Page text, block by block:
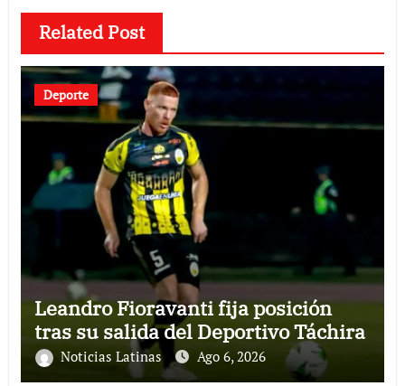
Related Post
Deporte
Leandro Fioravanti fija posición
tras su salida del Deportivo Táchira
Noticias Latinas Ago 6, 2026